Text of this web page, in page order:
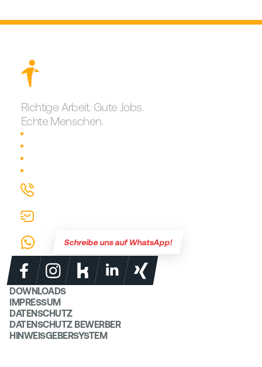
Richtige Arbeit. Gute Jobs.
Echte Menschen.
Schreibe uns auf WhatsApp!
DOWNLOADS
IMPRESSUM
DATENSCHUTZ
DATENSCHUTZ BEWERBER
HINWEISGEBERSYSTEM